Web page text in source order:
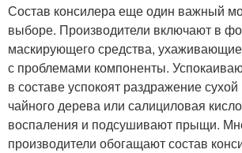
Состав консилера еще один важный
выборе. Производители включают в
маскирующего средства,
с проблемами компоненты.
в составе успокоят раздражение
чайного дерева или салициловая
воспаления и подсушивают прыщи.
производители обогащают состав